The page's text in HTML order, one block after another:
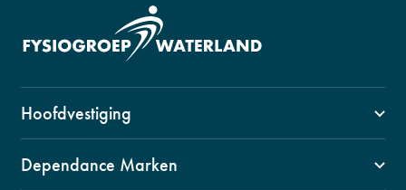
Hoofdvestiging
Swaensborch 11c
Dependance Marken